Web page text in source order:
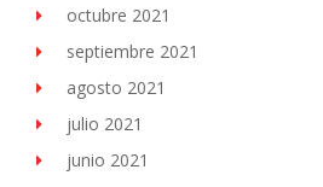
octubre 2021
septiembre 2021
agosto 2021
julio 2021
junio 2021